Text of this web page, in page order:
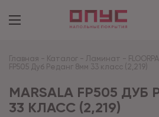
Главная - Каталог - Ламинат -
FP505 Дуб Реданг 8мм 33 класс (2,219)
MARSALA FP505
33 КЛАСС (2,219)